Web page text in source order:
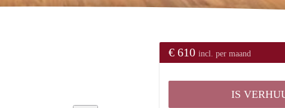
€ 610 incl. per maand
IS